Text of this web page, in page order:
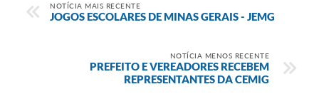
NOTÍCIA MAIS RECENTE
JOGOS ESCOLARES DE MINAS GERAIS - JEMG
NOTÍCIA MENOS RECENTE
PREFEITO E VEREADORES RECEBEM
REPRESENTANTES DA CEMIG